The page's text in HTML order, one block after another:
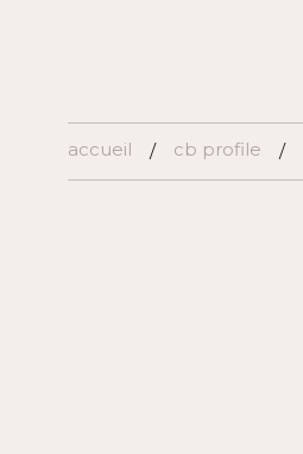
accueil / cb profile /